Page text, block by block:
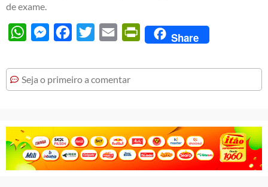
de exame.
WhatsAppMessengerFacebook
Twitter Email PrintFriendly
Share
Seja o primeiro a comentar